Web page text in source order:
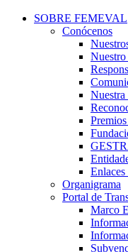
SOBRE FEMEVAL
Conócenos
Nuestro
Enlaces
Organigrama
Portal de
Marco